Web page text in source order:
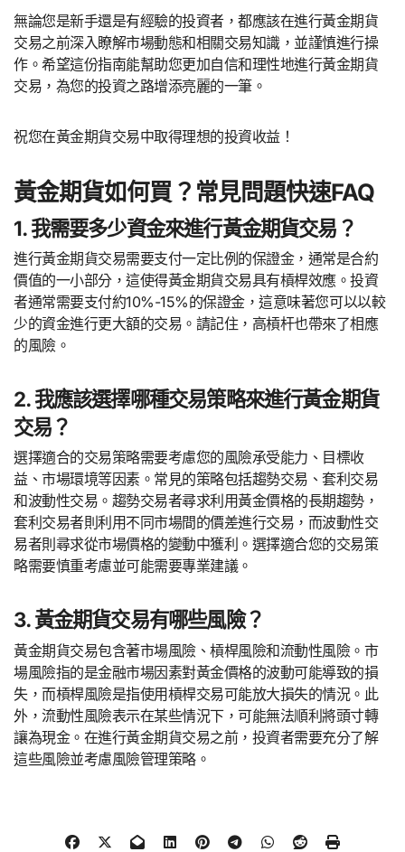
無論您是新手還是有經驗的投資者，都應該在進行黃金期貨
交易之前深入瞭解市場動態和相關交易知識，並謹慎進行操
作。希望這份指南能幫助您更加自信和理性地進行黃金期貨
交易，為您的投資之路增添亮麗的一筆。
祝您在黃金期貨交易中取得理想的投資收益！
黃金期貨如何買？常見問題快速FAQ
1. 我需要多少資金來進行黃金期貨交易？
進行黃金期貨交易需要支付一定比例的保證金，通常是合約
價值的一小部分，這使得黃金期貨交易具有槓桿效應。投資
者通常需要支付約10%-15%的保證金，這意味著您可以以較
少的資金進行更大額的交易。請記住，高槓杆也帶來了相應
的風險。
2. 我應該選擇哪種交易策略來進行黃金期貨
交易？
選擇適合的交易策略需要考慮您的風險承受能力、目標收
益、市場環境等因素。常見的策略包括趨勢交易、套利交易
和波動性交易。趨勢交易者尋求利用黃金價格的長期趨勢，
套利交易者則利用不同市場間的價差進行交易，而波動性交
易者則尋求從市場價格的變動中獲利。選擇適合您的交易策
略需要慎重考慮並可能需要專業建議。
3. 黃金期貨交易有哪些風險？
黃金期貨交易包含著市場風險、槓桿風險和流動性風險。市
場風險指的是金融市場因素對黃金價格的波動可能導致的損
失，而槓桿風險是指使用槓桿交易可能放大損失的情況。此
外，流動性風險表示在某些情況下，可能無法順利將頭寸轉
讓為現金。在進行黃金期貨交易之前，投資者需要充分了解
這些風險並考慮風險管理策略。